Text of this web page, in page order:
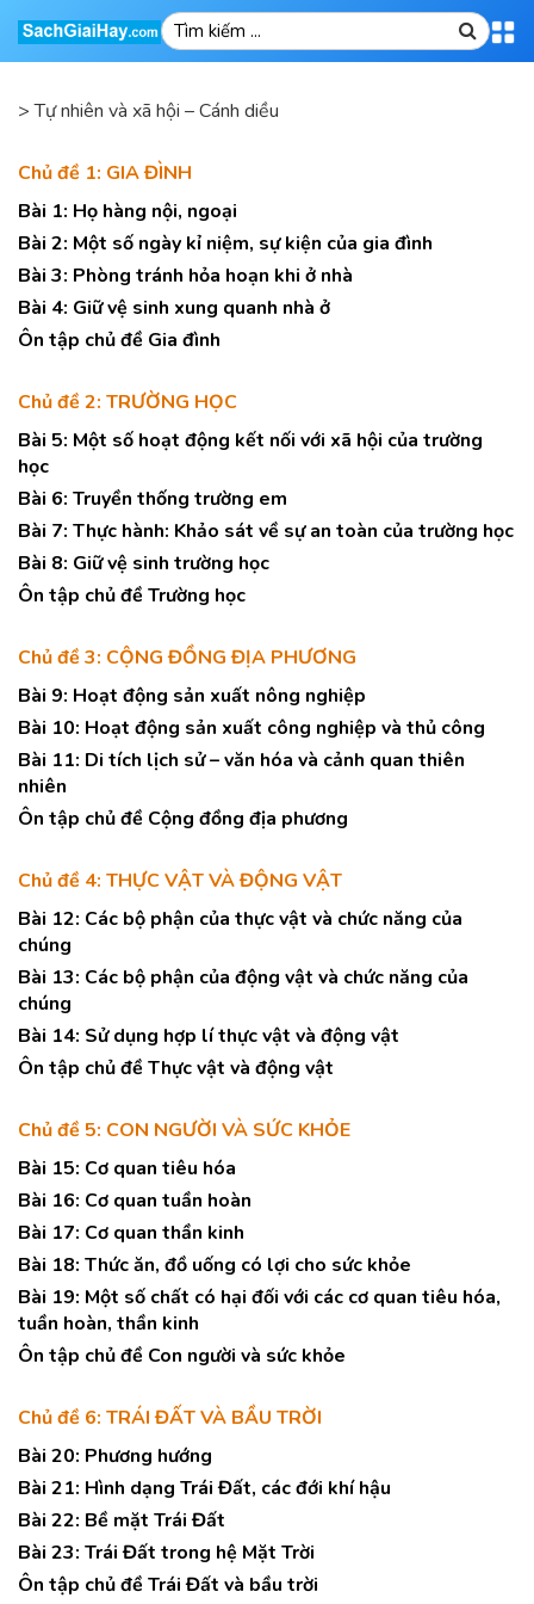
>Tự nhiên và xã hội – Cánh diều
Chủ đề 1: GIA ĐÌNH
Bài 1: Họ hàng nội, ngoại
Bài 2: Một số ngày kỉ niệm, sự kiện của gia đình
Bài 3: Phòng tránh hỏa hoạn khi ở nhà
Bài 4: Giữ vệ sinh xung quanh nhà ở
Ôn tập chủ đề Gia đình
Chủ đề 2: TRƯỜNG HỌC
Bài 5: Một số hoạt động kết nối với xã hội của trường
học
Bài 6: Truyền thống trường em
Bài 7: Thực hành: Khảo sát về sự an toàn của trường học
Bài 8: Giữ vệ sinh trường học
Ôn tập chủ đề Trường học
Chủ đề 3: CỘNG ĐỒNG ĐỊA PHƯƠNG
Bài 9: Hoạt động sản xuất nông nghiệp
Bài 10: Hoạt động sản xuất công nghiệp và thủ công
Bài 11: Di tích lịch sử – văn hóa và cảnh quan thiên
nhiên
Ôn tập chủ đề Cộng đồng địa phương
Chủ đề 4: THỰC VẬT VÀ ĐỘNG VẬT
Bài 12: Các bộ phận của thực vật và chức năng của
chúng
Bài 13: Các bộ phận của động vật và chức năng của
chúng
Bài 14: Sử dụng hợp lí thực vật và động vật
Ôn tập chủ đề Thực vật và động vật
Chủ đề 5: CON NGƯỜI VÀ SỨC KHỎE
Bài 15: Cơ quan tiêu hóa
Bài 16: Cơ quan tuần hoàn
Bài 17: Cơ quan thần kinh
Bài 18: Thức ăn, đồ uống có lợi cho sức khỏe
Bài 19: Một số chất có hại đối với các cơ quan tiêu hóa,
tuần hoàn, thần kinh
Ôn tập chủ đề Con người và sức khỏe
Chủ đề 6: TRÁI ĐẤT VÀ BẦU TRỜI
Bài 20: Phương hướng
Bài 21: Hình dạng Trái Đất, các đới khí hậu
Bài 22: Bề mặt Trái Đất
Bài 23: Trái Đất trong hệ Mặt Trời
Ôn tập chủ đề Trái Đất và bầu trời